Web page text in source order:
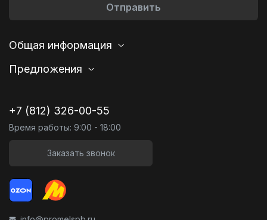
Отправить
Общая информация
Предложения
+7 (812) 326-00-55
Время работы: 9:00 - 18:00
Заказать звонок